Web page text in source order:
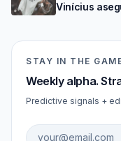
Vinícius
STAY IN THE
Weekly alpha.
Predictive signals +
Email address